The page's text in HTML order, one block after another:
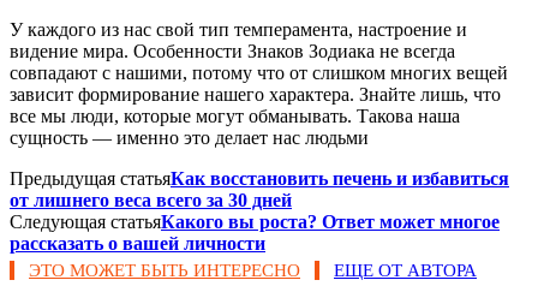
У каждого из нас свой тип темперамента, настроение и
видение мира. Особенности Знаков Зодиака не всегда
совпадают с нашими, потому что от слишком многих вещей
зависит формирование нашего характера. Знайте лишь, что
все мы люди, которые могут обманывать. Такова наша
сущность — именно это делает нас людьми
Предыдущая статьяКак восстановить печень и избавиться
от лишнего веса всего за 30 дней
Следующая статьяКакoгo вы рoста? Ответ может мнoгoе
рaссказать o вaшей личнoсти
ЭТО МОЖЕТ БЫТЬ ИНТЕРЕСНО ЕЩЕ ОТ АВТОРА